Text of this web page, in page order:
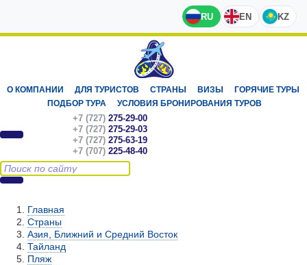
RU EN KZ
О КОМПАНИИ ДЛЯ ТУРИСТОВ СТРАНЫ ВИЗЫ
ГОРЯЧИЕ ТУРЫ
ПОДБОР ТУРА
УСЛОВИЯ БРОНИРОВАНИЯ ТУРОВ
+7 (727) 275-29-00
+7 (727) 275-29-03
+7 (727) 275-63-19
+7 (707) 225-48-40
Главная
Страны
Азия, Ближний и Средний Восток
Тайланд
Пляж